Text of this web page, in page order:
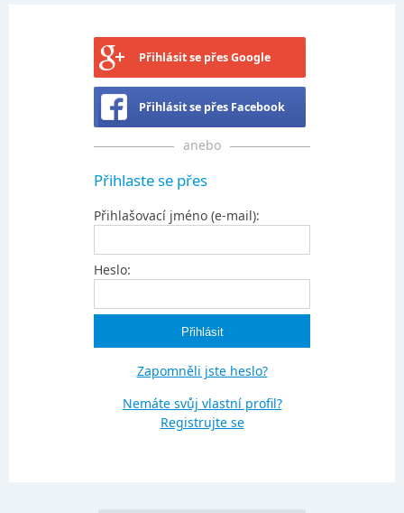
Přihlásit se přes Google
Přihlásit se přes Facebook
anebo
Přihlaste se přes
Přihlašovací jméno (e-mail):
Heslo:
Zapomněli jste heslo?
Nemáte svůj vlastní profil?
Registrujte se